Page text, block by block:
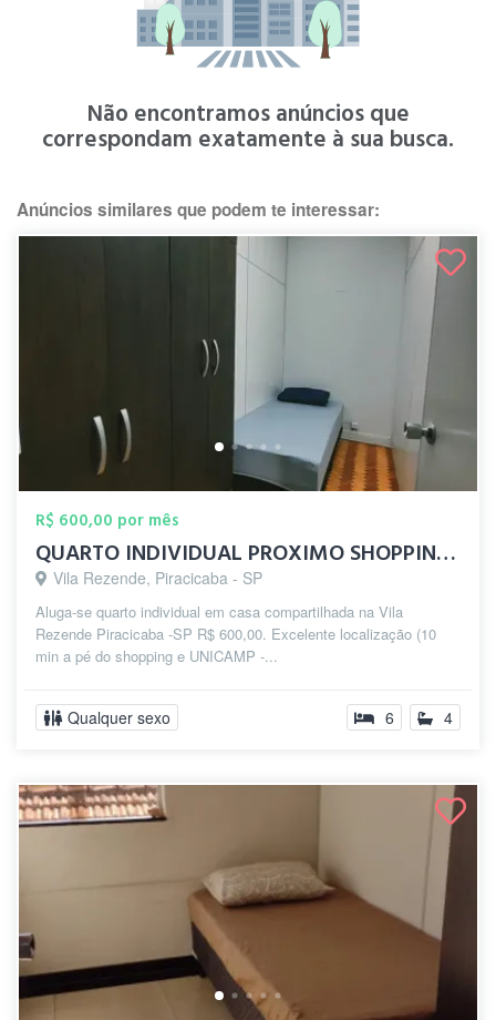
Não encontramos anúncios que
correspondam exatamente à sua busca.
Anúncios similares que podem te interessar:
R$ 600,00 por mês
QUARTO INDIVIDUAL PROXIMO SHOPPING PIRAC...
Vila Rezende, Piracicaba - SP
Aluga-se quarto individual em casa compartilhada na Vila
Rezende Piracicaba -SP R$ 600,00. Excelente localização (10
min a pé do shopping e UNICAMP -...
Qualquer sexo 6 4